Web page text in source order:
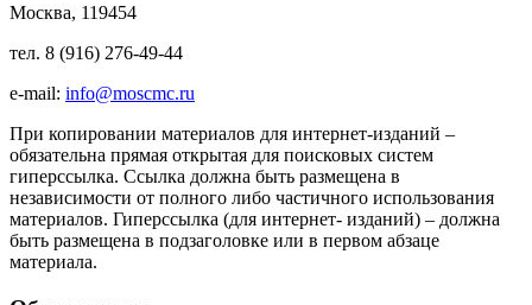
Москва, 119454
тел. 8 (916) 276-49-44
e-mail: info@moscmc.ru
При копировании материалов для интернет-изданий –
обязательна прямая открытая для поисковых систем
гиперссылка. Ссылка должна быть размещена в
независимости от полного либо частичного использования
материалов. Гиперссылка (для интернет- изданий) – должна
быть размещена в подзаголовке или в первом абзаце
материала.